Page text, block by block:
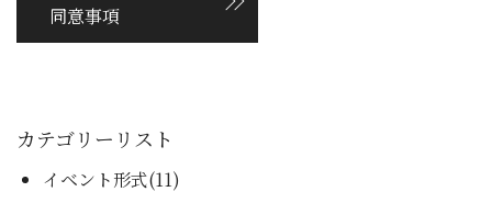
同意事項
カテゴリーリスト
イベント形式(11)